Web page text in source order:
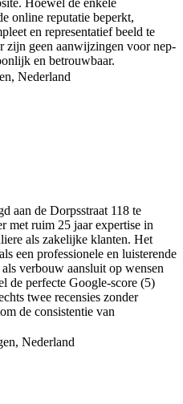
online reputatie beperkt,
en representatief beeld te
zijn geen aanwijzingen voor nep-
en betrouwbaar.
Nederland
aan de Dorpsstraat 118 te
met ruim 25 jaar expertise in
als zakelijke klanten. Het
een professionele en luisterende
verbouw aansluit op wensen
de perfecte Google-score (5)
twee recensies zonder
de consistentie van
Nederland